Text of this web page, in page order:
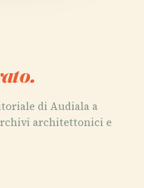
di Audiala a
architettonici e